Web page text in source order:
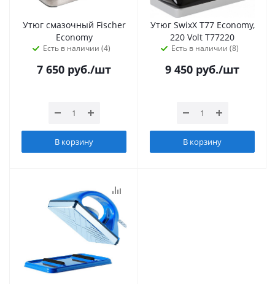
Утюг смазочный Fischer
Economy
Есть в наличии (4)
7 650 руб./шт
В корзину
Утюг SwixX T77 Economy,
220 Volt T77220
Есть в наличии (8)
9 450 руб./шт
В корзину